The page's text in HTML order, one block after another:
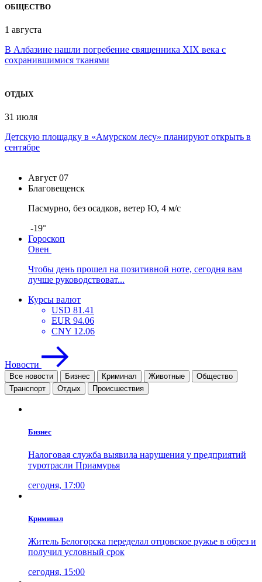
ОБЩЕСТВО
1 августа
В Албазине нашли погребение священника XIX века с
сохранившимися тканями
ОТДЫХ
31 июля
Детскую площадку в «Амурском лесу» планируют открыть в
сентябре
Август 07
Благовещенск
Пасмурно, без осадков, ветер Ю, 4 м/с
-19°
Гороскоп
Овен
Чтобы день прошел на позитивной ноте, сегодня вам
лучше руководствоват...
Курсы валют
USD 81.41
EUR 94.06
CNY 12.06
Новости
Все новости Бизнес Криминал Животные
Общество
Транспорт
Отдых Проиcшествия
Бизнес
Налоговая служба выявила нарушения у предприятий
туротрасли Приамурья
сегодня, 17:00
Криминал
Житель Белогорска переделал отцовское ружье в обрез и
получил условный срок
сегодня, 15:00